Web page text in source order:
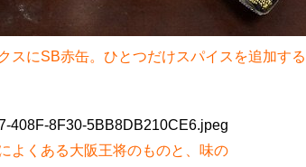
スにSB赤缶。ひとつだけスパイスを追加す
よくある大阪王将のものと、味の